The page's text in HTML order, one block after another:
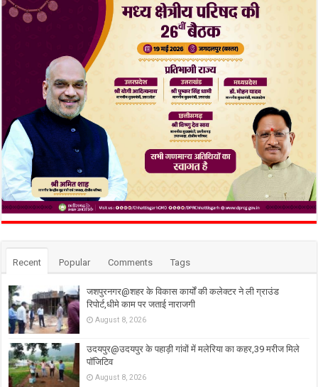
Recent Popular Comments Tags
जशपुरनगर@शहर के विकास कार्यों की कलेक्टर ने ली ग्राउंड
रिपोर्ट,धीमे काम पर जताई नाराजगी
August 8, 2026
उदयपुर@उदयपुर के पहाड़ी गांवों में मलेरिया का कहर,39 मरीज मिले
पॉजिटिव
August 8, 2026